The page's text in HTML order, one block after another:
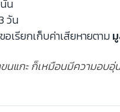
น
วัน
เรียกเก็บค่าเสียหายตาม
นแกะ ก็เหมือนมีความอบ